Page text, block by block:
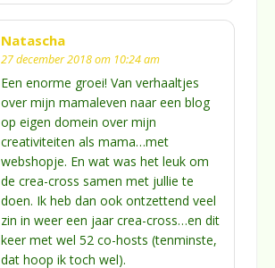
Natascha
27 december 2018 om 10:24 am
Een enorme groei! Van verhaaltjes
over mijn mamaleven naar een blog
op eigen domein over mijn
creativiteiten als mama…met
webshopje. En wat was het leuk om
de crea-cross samen met jullie te
doen. Ik heb dan ook ontzettend veel
zin in weer een jaar crea-cross…en dit
keer met wel 52 co-hosts (tenminste,
dat hoop ik toch wel).